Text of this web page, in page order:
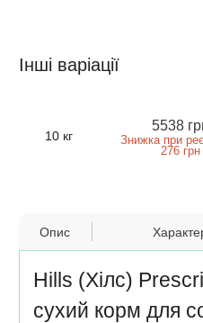
Інші варіації
10 кг
5538
Знижка при
276 грн
Опис
Hills (Хілс)
сухий корм для